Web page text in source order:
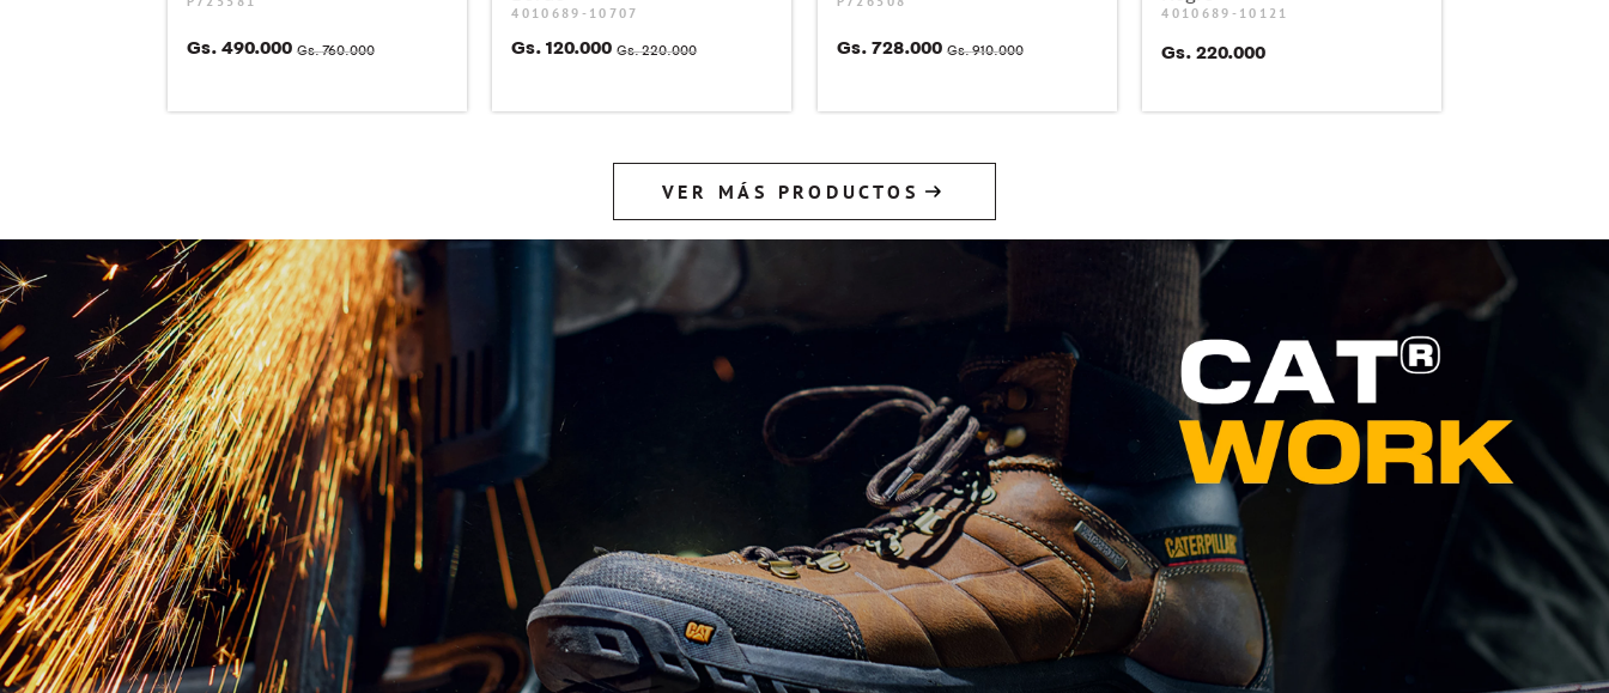
Gs.760.000
Gs. 490.000
4010689-10707
Gs.220.000
Gs. 120.000 Gs.910.000
Gs. 728.000
4010689-10121
Gs. 220.000
VER MÁS PRODUCTOS